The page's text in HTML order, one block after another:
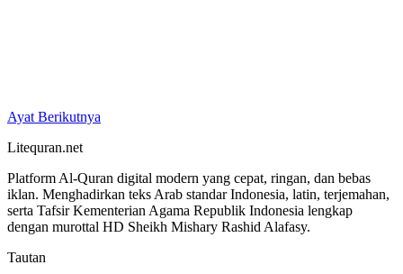
Ayat Berikutnya
Litequran.net
Platform Al-Quran digital modern yang cepat, ringan, dan bebas
iklan. Menghadirkan teks Arab standar Indonesia, latin, terjemahan,
serta Tafsir Kementerian Agama Republik Indonesia lengkap
dengan murottal HD Sheikh Mishary Rashid Alafasy.
Tautan